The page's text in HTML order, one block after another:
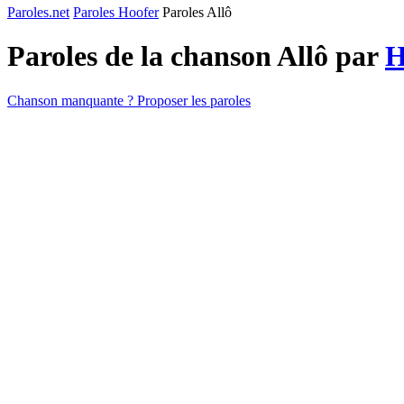
Paroles.net Paroles Hoofer Paroles Allô
Paroles de la chanson Allô par
Chanson manquante ? Proposer les paroles